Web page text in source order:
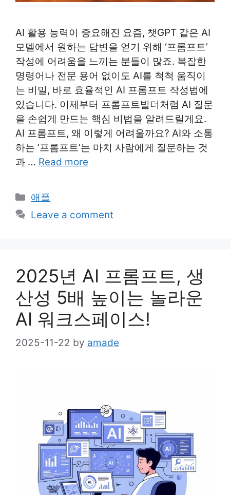
AI 활용 능력이 중요해진 요즘, 챗GPT 같은 AI
모델에서 원하는 답변을 얻기 위해 ‘프롬프트’
작성에 어려움을 느끼는 분들이 많죠. 복잡한
명령어나 전문 용어 없이도 AI를 척척 움직이
는 비밀, 바로 효율적인 AI 프롬프트 작성법에
있습니다. 이제부터 프롬프트빌더처럼 AI 질문
을 손쉽게 만드는 핵심 비법을 알려드릴게요.
AI 프롬프트, 왜 이렇게 어려울까요? AI와 소통
하는 ‘프롬프트’는 마치 사람에게 질문하는 것
과 … Read more
Categories
애플
Leave a comment
2025년 AI 프롬프트, 생
산성 5배 높이는 놀라운
AI 워크스페이스!
2025-11-22 by amade